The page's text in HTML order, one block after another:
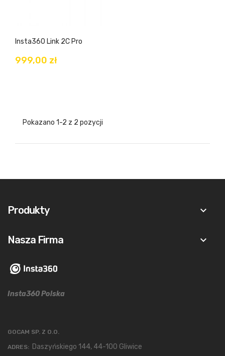
Insta360 Link 2C Pro
999,00 zł
Pokazano 1-2 z 2 pozycji
Produkty keyboard_arrow_down
Nasza Firma keyboard_arrow_down
Insta360 Polska
GOCAM SP. Z O.O.
ADRES: Daszyńskiego 144, 44-100 Gliwice